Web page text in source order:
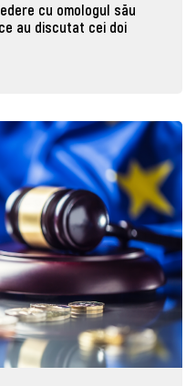
cu omologul său
au discutat cei doi